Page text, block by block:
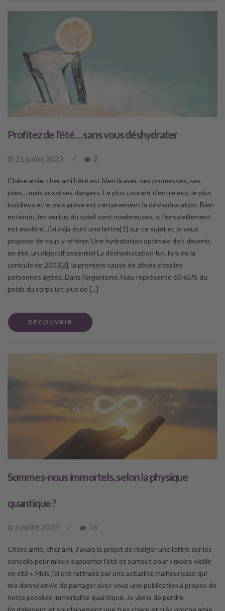
Profitez de l’été… sans vous déshydrater
21 juillet 2023 / 2
Chère amie, cher ami L’été est bien là avec ses promesses, ses
joies… mais aussi ses dangers. Le plus courant d’entre eux, le plus
insidieux et le plus grave est certainement la déshydratation. Bien
entendu, les vertus du soleil sont nombreuses, si l’ensoleillement
est modéré. J’ai déjà écrit une lettre[1] sur ce sujet et je vous
propose de vous y référer. Une hydratation optimale doit devenir,
en été, un objectif essentiel La déshydratation fut, lors de la
canicule de 2003[2], la première cause de décès chez les
personnes âgées. Dans l’organisme, l’eau représente 60-65% du
poids du corps (et plus de […]
DÉCOUVRIR
Sommes-nous immortels, selon la physique
quantique ?
6 juillet 2023 / 16
Chère amie, cher ami, J’avais le projet de rédiger une lettre sur les
conseils pour mieux supporter l’été et surtout pour « moins vieillir
en été ». Mais j’ai été rattrapé par une actualité malheureuse qui
m’a donné envie de partager avec vous une publication à propos de
notre possible immortalité quantique. Je viens de perdre
brutalement et soudainement une très chère et très proche amie,